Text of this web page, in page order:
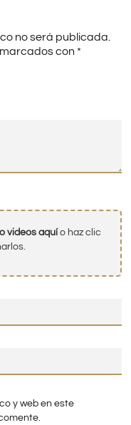
no será publicada.
con *
videos aquío haz clic
y web en este